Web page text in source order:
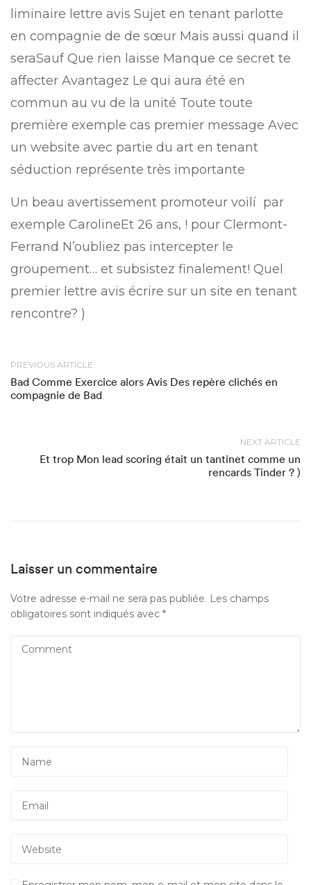
liminaire lettre avis Sujet en tenant parlotte
en compagnie de de sœur Mais aussi quand il
seraSauf Que rien laisse Manque ce secret te
affecter Avantagez Le qui aura été en
commun au vu de la unité Toute toute
première exemple cas premier message Avec
un website avec partie du art en tenant
séduction représente très importante
Un beau avertissement promoteur voilí par
exemple CarolineEt 26 ans, ! pour Clermont-
Ferrand N’oubliez pas intercepter le
groupement… et subsistez finalement! Quel
premier lettre avis écrire sur un site en tenant
rencontre? )
PREVIOUS ARTICLE
Bad Comme Exercice alors Avis Des repère clichés en
compagnie de Bad
NEXT ARTICLE
Et trop Mon lead scoring était un tantinet comme un
rencards Tinder ? )
Laisser un commentaire
Votre adresse e-mail ne sera pas publiée. Les champs
obligatoires sont indiqués avec *